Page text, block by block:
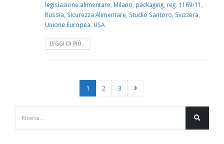
legislazione alimentare, Milano, packaging, reg. 1169/11 ,
Russia, Sicurezza Alimentare, Studio Santoro, Svizzera,
Unione Europea, USA
LEGGI DI PIÙ...
1 2 3